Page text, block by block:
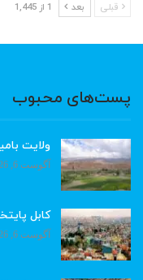
قبلی بعد 1 از 1,445
پست‌های محبوب
ولایت
آگوست 6, 2026
کابل
آگوست 6, 2026